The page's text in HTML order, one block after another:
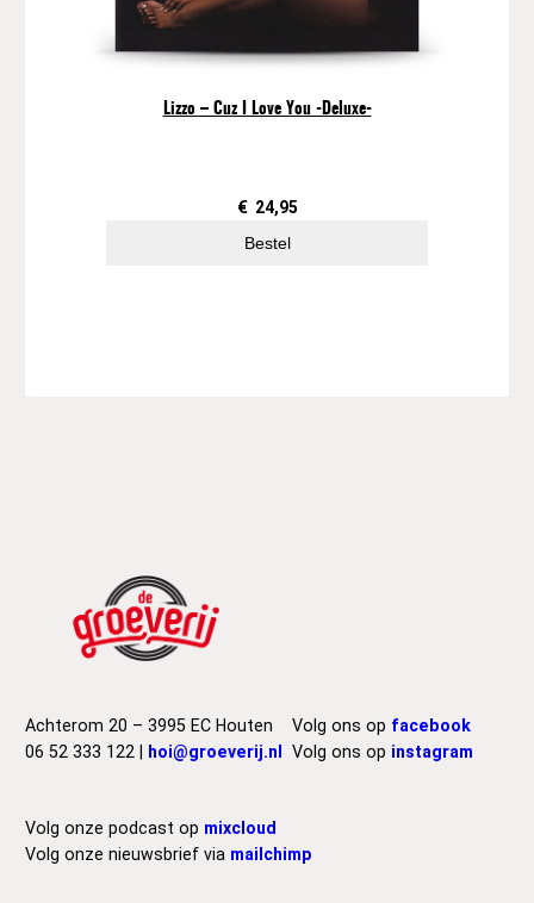
Lizzo – Cuz I Love You -Deluxe-
€ 24,95
Bestel
Achterom 20 – 3995 EC Houten
06 52 333 122 |
hoi@groeverij.nl
Volg ons op facebook
Volg ons op instagram
Volg onze podcast op mixcloud
Volg onze nieuwsbrief via mailchimp